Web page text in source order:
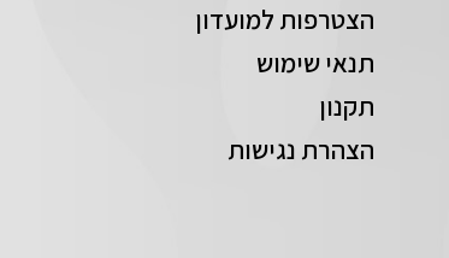
הצטרפות למועדון
תנאי שימוש
תקנון
הצהרת נגישות